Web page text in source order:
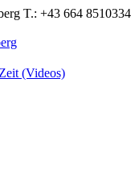
T.: +43 664 8510334
(Videos)